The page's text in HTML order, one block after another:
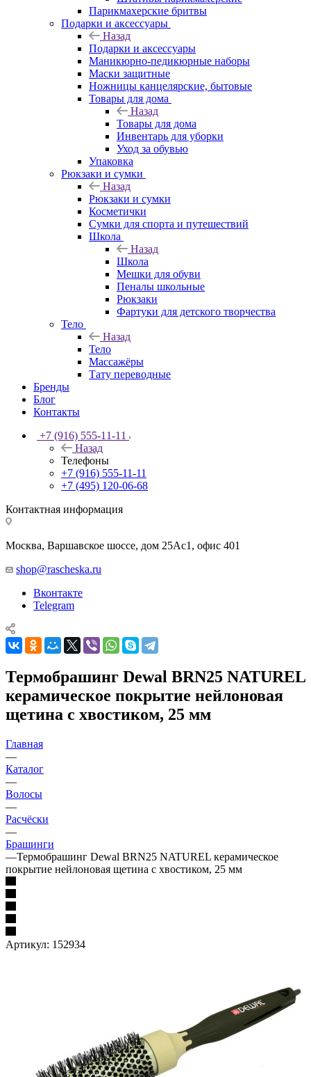
Парикмахерские бритвы
Подарки и аксессуары
Назад
Подарки и аксессуары
Маникюрно-педикюрные наборы
Маски защитные
Ножницы канцелярские, бытовые
Товары для дома
Назад
Товары для дома
Инвентарь для уборки
Уход за обувью
Упаковка
Рюкзаки и сумки
Назад
Рюкзаки и сумки
Косметички
Сумки для спорта и путешествий
Школа
Назад
Школа
Мешки для обуви
Пеналы школьные
Рюкзаки
Фартуки для детского творчества
Тело
Назад
Тело
Массажёры
Тату переводные
Бренды
Блог
Контакты
+7 (916) 555-11-11
Назад
Телефоны
+7 (916) 555-11-11
+7 (495) 120-06-68
Контактная информация
Москва, Варшавское шоссе, дом 25Аc1, офис 401
shop@rascheska.ru
Вконтакте
Telegram
Термобрашинг Dewal BRN25 NATUREL
керамическое покрытие нейлоновая
щетина с хвостиком, 25 мм
Главная
—
Каталог
—
Волосы
—
Расчёски
—
Брашинги
—Термобрашинг Dewal BRN25 NATUREL керамическое
покрытие нейлоновая щетина с хвостиком, 25 мм
Артикул: 152934